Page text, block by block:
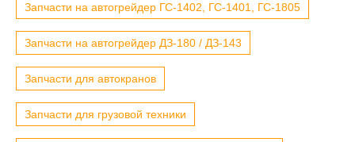
Запчасти на автогрейдер ГС-1402, ГС-1401, ГС-1805
Запчасти на автогрейдер ДЗ-180 / ДЗ-143
Запчасти для автокранов
Запчасти для грузовой техники